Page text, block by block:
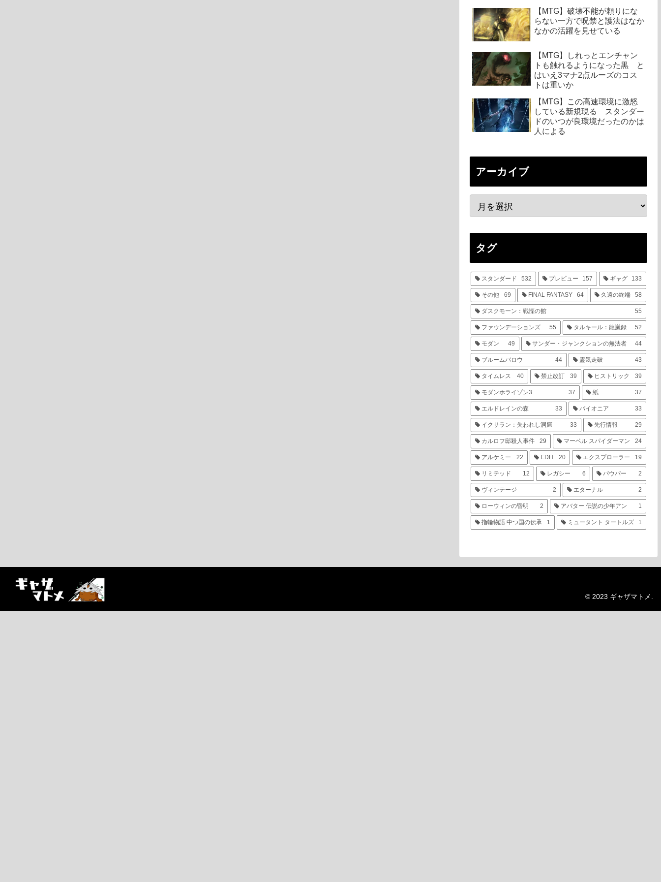
【MTG】破壊不能が頼りにな
らない一方で呪禁と護法はなか
なかの活躍を見せている
【MTG】しれっとエンチャン
トも触れるようになった黒 と
はいえ3マナ2点ルーズのコス
トは重いか
【MTG】この高速環境に激怒
している新規現る スタンダー
ドのいつが良環境だったのかは
人による
アーカイブ
タグ
スタンダード 532 プレビュー 157 ギャグ 133
その他 69 FINAL FANTASY 64 久遠の終端 58
ダスクモーン：戦慄の館 55
ファウンデーションズ 55 タルキール：龍嵐録 52
モダン 49 サンダー・ジャンクションの無法者 44
ブルームバロウ 44 霊気走破 43
タイムレス 40 禁止改訂 39 ヒストリック 39
モダンホライゾン3 37 紙 37
エルドレインの森 33 パイオニア 33
イクサラン：失われし洞窟 33 先行情報 29
カルロフ邸殺人事件 29 マーベル スパイダーマン 24
アルケミー 22 EDH 20 エクスプローラー 19
リミテッド 12 レガシー 6 パウパー 2
ヴィンテージ 2 エターナル 2
ローウィンの昏明 2 アバター 伝説の少年アン 1
指輪物語:中つ国の伝承 1 ミュータント タートルズ 1
© 2023 ギャザマトメ.